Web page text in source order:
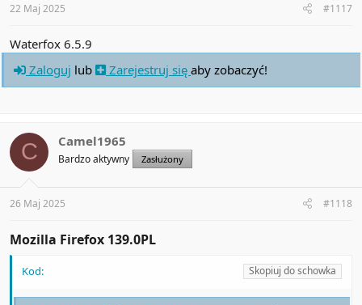
22 Maj 2025 #1117
Waterfox 6.5.9
Zaloguj lub Zarejestruj się aby zobaczyć!
C Camel1965
Bardzo aktywny Zasłużony
26 Maj 2025 #1118
Mozilla Firefox 139.0PL​
Kod: Skopiuj do schowka